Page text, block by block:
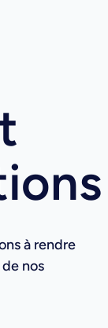
à rendre
nos